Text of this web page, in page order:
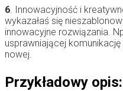
6 . Innowacyjność i
wykazałaś się
innowacyjne rozwiązania.
usprawniającej
nowej.
Przykładowy opis: